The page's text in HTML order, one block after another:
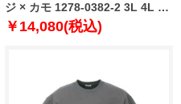
ジ × カモ 1278-0382-2 3L 4L 5L
6L
￥14,080(税込)